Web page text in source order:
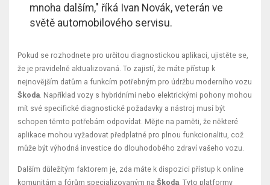
mnoha dalším," říká Ivan Novák, veterán ve
světě automobilového servisu.
Pokud se rozhodnete pro určitou diagnostickou aplikaci, ujistěte se,
že je pravidelně aktualizovaná. To zajistí, že máte přístup k
nejnovějším datům a funkcím potřebným pro údržbu moderního vozu
Škoda. Například vozy s hybridními nebo elektrickými pohony mohou
mít své specifické diagnostické požadavky a nástroj musí být
schopen těmto potřebám odpovídat. Mějte na paměti, že některé
aplikace mohou vyžadovat předplatné pro plnou funkcionalitu, což
může být výhodná investice do dlouhodobého zdraví vašeho vozu.
Dalším důležitým faktorem je, zda máte k dispozici přístup k online
komunitám a fórům specializovaným na Škoda . Tyto platformy